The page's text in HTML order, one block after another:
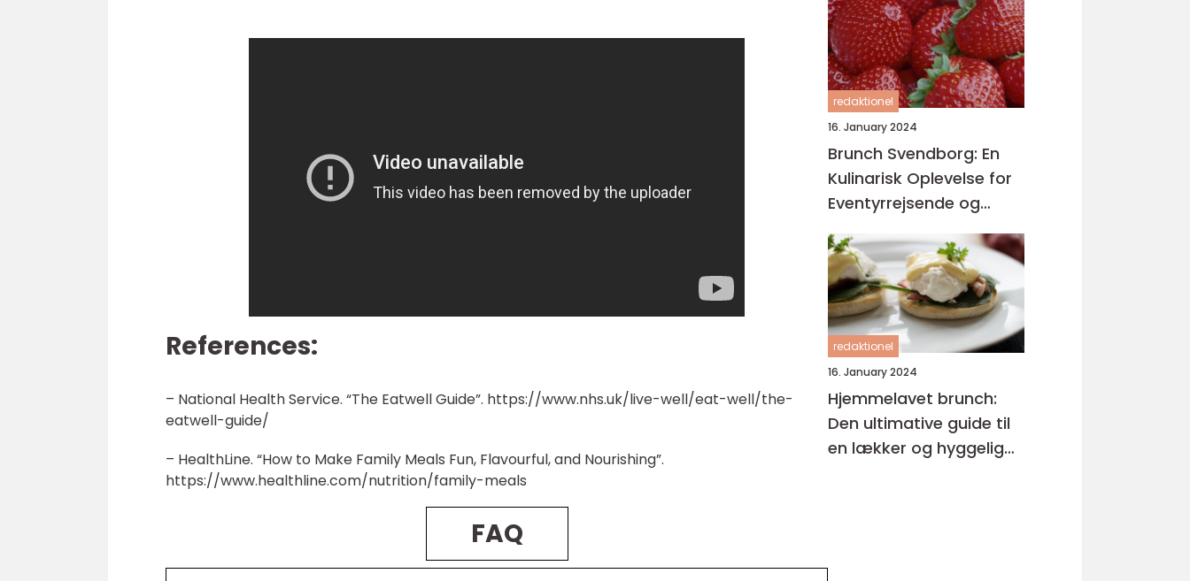
References:
– National Health Service. “The Eatwell Guide”. https://www.nhs.uk/live-well/eat-well/the-
eatwell-guide/
– HealthLine. “How to Make Family Meals Fun, Flavourful, and Nourishing”.
https://www.healthline.com/nutrition/family-meals
FAQ
redaktionel
16. January 2024
Brunch Svendborg: En
Kulinarisk Oplevelse for
Eventyrrejsende og
Backpackere
redaktionel
16. January 2024
Hjemmelavet brunch:
Den ultimative guide til
en lækker og hyggelig